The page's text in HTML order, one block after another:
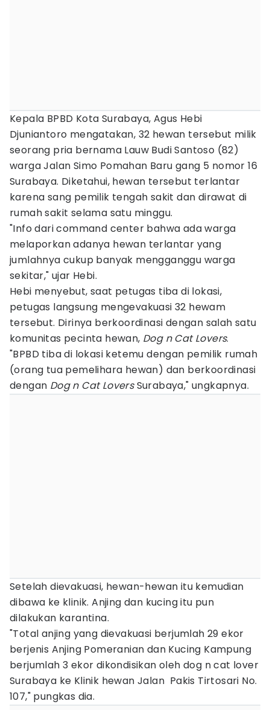
Kepala BPBD Kota Surabaya, Agus Hebi
Djuniantoro mengatakan, 32 hewan tersebut milik
seorang pria bernama Lauw Budi Santoso (82)
warga Jalan Simo Pomahan Baru gang 5 nomor 16
Surabaya. Diketahui, hewan tersebut terlantar
karena sang pemilik tengah sakit dan dirawat di
rumah sakit selama satu minggu.
"Info dari command center bahwa ada warga
melaporkan adanya hewan terlantar yang
jumlahnya cukup banyak mengganggu warga
sekitar," ujar Hebi.
Hebi menyebut, saat petugas tiba di lokasi,
petugas langsung mengevakuasi 32 hewam
tersebut. Dirinya berkoordinasi dengan salah satu
komunitas pecinta hewan, Dog n Cat Lovers.
"BPBD tiba di lokasi ketemu dengan pemilik rumah
(orang tua pemelihara hewan) dan berkoordinasi
dengan Dog n Cat LoversSurabaya," ungkapnya.
Setelah dievakuasi, hewan-hewan itu kemudian
dibawa ke klinik. Anjing dan kucing itu pun
dilakukan karantina.
"Total anjing yang dievakuasi berjumlah 29 ekor
berjenis Anjing Pomeranian dan Kucing Kampung
berjumlah 3 ekor dikondisikan oleh dog n cat lover
Surabaya ke Klinik hewan Jalan Pakis Tirtosari No.
107," pungkas dia.